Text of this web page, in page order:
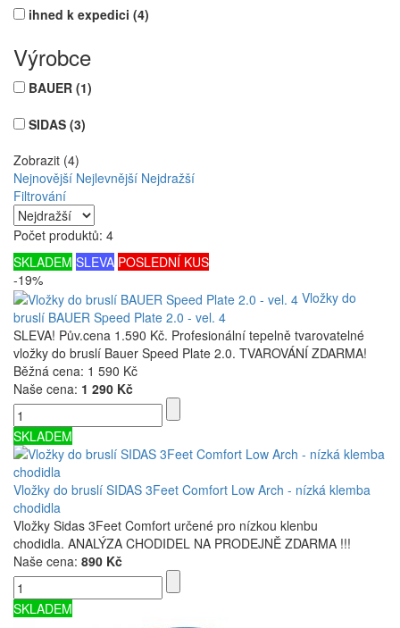
ihned k expedici (4)
Výrobce
BAUER (1)
SIDAS (3)
Zobrazit (4)
Nejnovější Nejlevnější Nejdražší
Filtrování
Počet produktů: 4
SKLADEM SLEVA POSLEDNÍ KUS
-19%
Vložky do
bruslí BAUER Speed Plate 2.0 - vel. 4
SLEVA! Pův.cena 1.590 Kč. Profesionální tepelně tvarovatelné
vložky do bruslí Bauer Speed Plate 2.0. TVAROVÁNÍ ZDARMA!
Běžná cena: 1 590 Kč
Naše cena: 1 290 Kč
SKLADEM
Vložky do bruslí SIDAS 3Feet Comfort Low Arch - nízká klemba
chodidla
Vložky Sidas 3Feet Comfort určené pro nízkou klenbu
chodidla. ANALÝZA CHODIDEL NA PRODEJNĚ ZDARMA !!!
Naše cena: 890 Kč
SKLADEM